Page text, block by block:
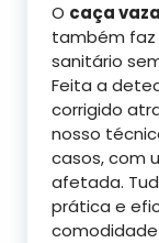
O caça
também
sanitário
Feita a
corrigido
nosso
casos, com
afetada.
prática e